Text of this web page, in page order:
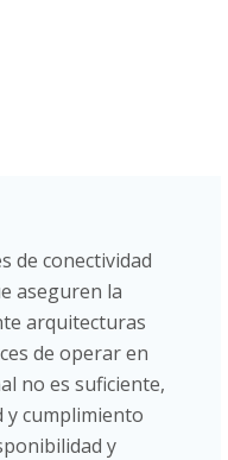
de conectividad
aseguren la
arquitecturas
de operar en
no es suficiente,
y cumplimiento
y